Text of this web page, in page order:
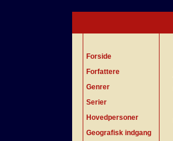
Forside
Forfattere
Genrer
Serier
Hovedpersoner
Geografisk indgang